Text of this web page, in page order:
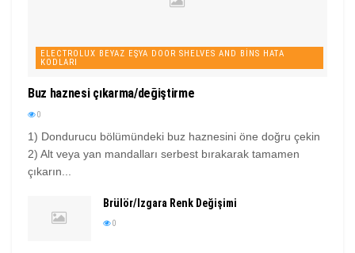
ELECTROLUX BEYAZ EŞYA DOOR SHELVES AND BINS HATA
KODLARI
Buz haznesi çıkarma/değiştirme
0
1) Dondurucu bölümündeki buz haznesini öne doğru çekin
2) Alt veya yan mandalları serbest bırakarak tamamen
çıkarın...
Brülör/Izgara Renk Değişimi
0